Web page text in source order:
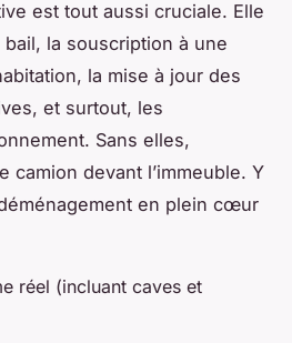
est tout aussi cruciale. Elle
la souscription à une
la mise à jour des
et surtout, les
Sans elles,
camion devant l’immeuble. Y
en plein cœur
réel (incluant caves et